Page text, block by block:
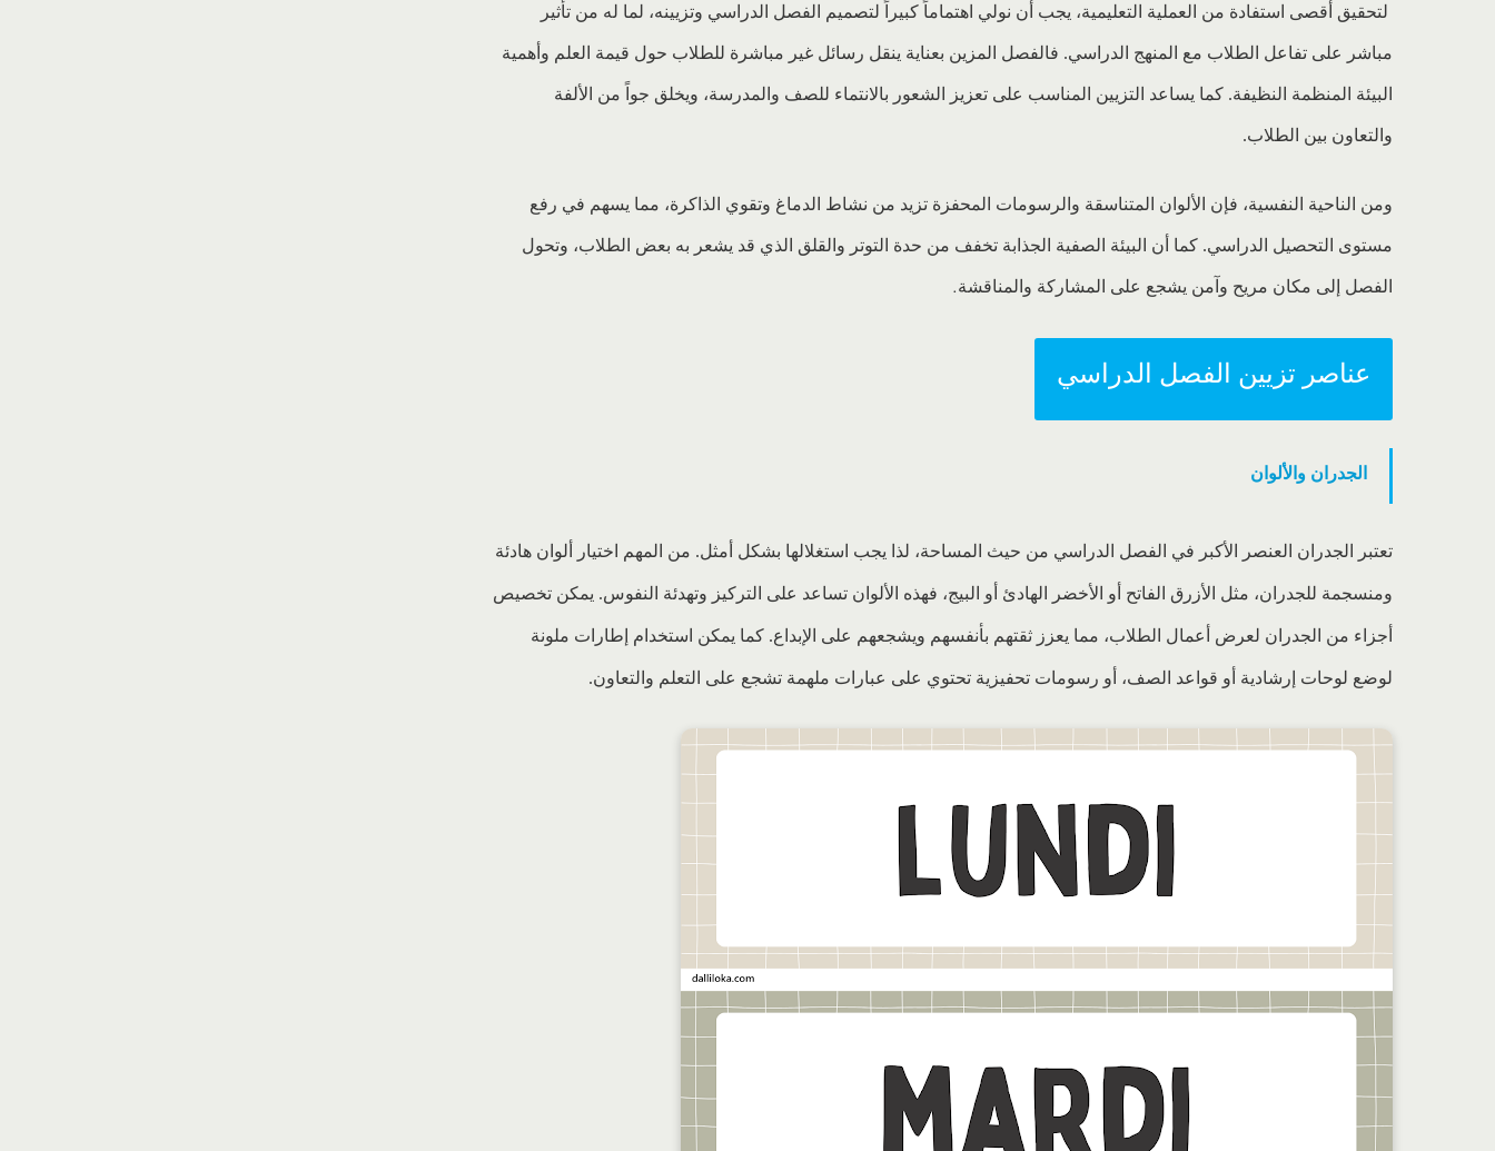
لتحقيق أقصى استفادة من العملية التعليمية، يجب أن نولي اهتماماً كبيراً لتصميم الفصل الدراسي وتزيينه، لما له من تأثير
مباشر على تفاعل الطلاب مع المنهج الدراسي. فالفصل المزين بعناية ينقل رسائل غير مباشرة للطلاب حول قيمة العلم وأهمية
البيئة المنظمة النظيفة. كما يساعد التزيين المناسب على تعزيز الشعور بالانتماء للصف والمدرسة، ويخلق جواً من الألفة
والتعاون بين الطلاب.
ومن الناحية النفسية، فإن الألوان المتناسقة والرسومات المحفزة تزيد من نشاط الدماغ وتقوي الذاكرة، مما يسهم في رفع
مستوى التحصيل الدراسي. كما أن البيئة الصفية الجذابة تخفف من حدة التوتر والقلق الذي قد يشعر به بعض الطلاب، وتحول
الفصل إلى مكان مريح وآمن يشجع على المشاركة والمناقشة.
عناصر تزيين الفصل الدراسي
الجدران والألوان
تعتبر الجدران العنصر الأكبر في الفصل الدراسي من حيث المساحة، لذا يجب استغلالها بشكل أمثل. من المهم اختيار ألوان هادئة
ومنسجمة للجدران، مثل الأزرق الفاتح أو الأخضر الهادئ أو البيج، فهذه الألوان تساعد على التركيز وتهدئة النفوس. يمكن تخصيص
أجزاء من الجدران لعرض أعمال الطلاب، مما يعزز ثقتهم بأنفسهم ويشجعهم على الإبداع. كما يمكن استخدام إطارات ملونة
لوضع لوحات إرشادية أو قواعد الصف، أو رسومات تحفيزية تحتوي على عبارات ملهمة تشجع على التعلم والتعاون.